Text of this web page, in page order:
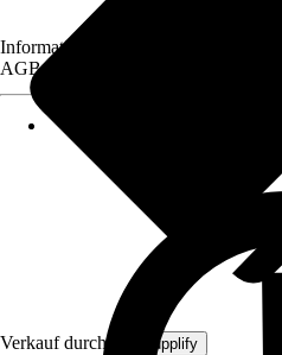
Verkauf durch: MySupplify
Informationen des Verkäufers, wie
AGB, finden Sie bei Klick auf den